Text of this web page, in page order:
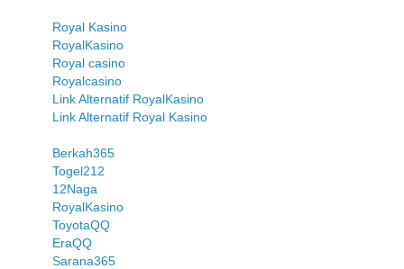
Royal Kasino
RoyalKasino
Royal casino
Royalcasino
Link Alternatif RoyalKasino
Link Alternatif Royal Kasino
Berkah365
Togel212
12Naga
RoyalKasino
ToyotaQQ
EraQQ
Sarana365